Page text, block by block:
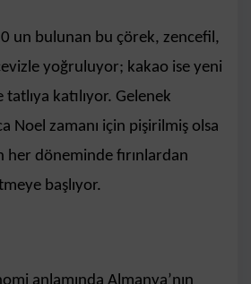
un bulunan bu çörek, zencefil,
yoğruluyor; kakao ise yeni
katılıyor. Gelenek
Noel zamanı için pişirilmiş olsa
her döneminde fırınlardan
başlıyor.